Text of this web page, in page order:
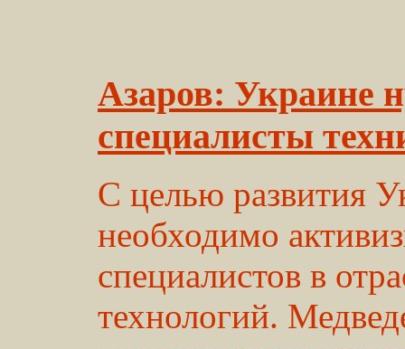
Азаров: Украине
специалисты
С целью развития
необходимо
специалистов в
технологий.